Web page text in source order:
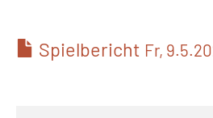
Spielbericht Fr,